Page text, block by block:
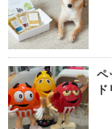
ペ